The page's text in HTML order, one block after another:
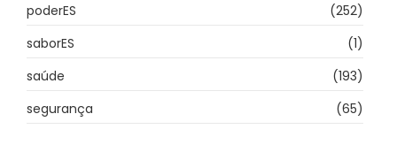
poderES
(252)
saborES
(1)
saúde
(193)
segurança
(65)